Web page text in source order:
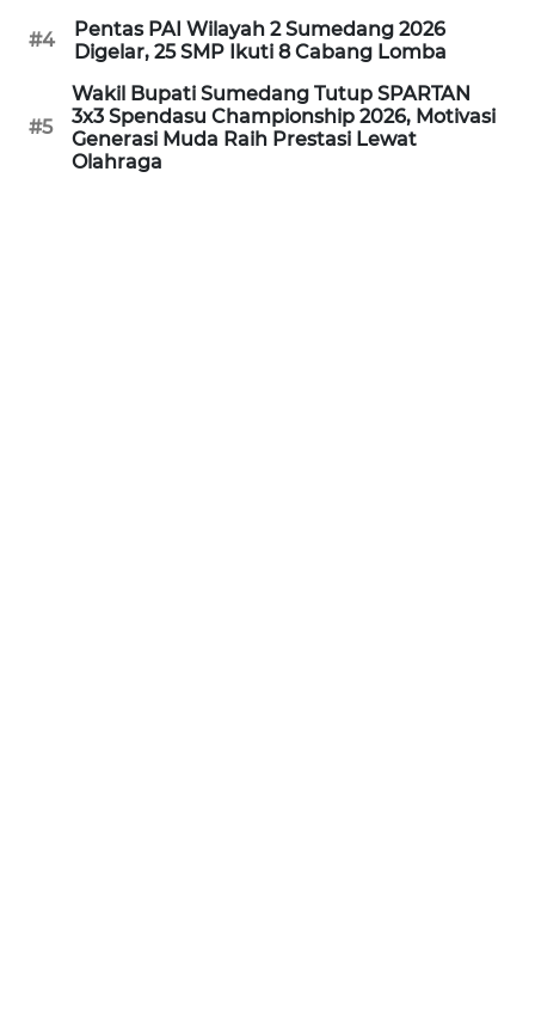
#4
Pentas PAI Wilayah 2 Sumedang 2026
Digelar, 25 SMP Ikuti 8 Cabang Lomba
#5
Wakil Bupati Sumedang Tutup SPARTAN
3x3 Spendasu Championship 2026, Motivasi
Generasi Muda Raih Prestasi Lewat
Olahraga
WN
WN
NTB